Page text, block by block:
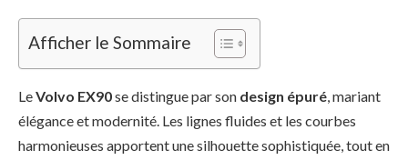
Afficher le Sommaire
LeVolvo EX90se distingue par son design épuré, mariant
élégance et modernité. Les lignes fluides et les courbes
harmonieuses apportent une silhouette sophistiquée, tout en